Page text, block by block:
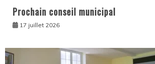
Prochain conseil municipal
17 juillet 2026